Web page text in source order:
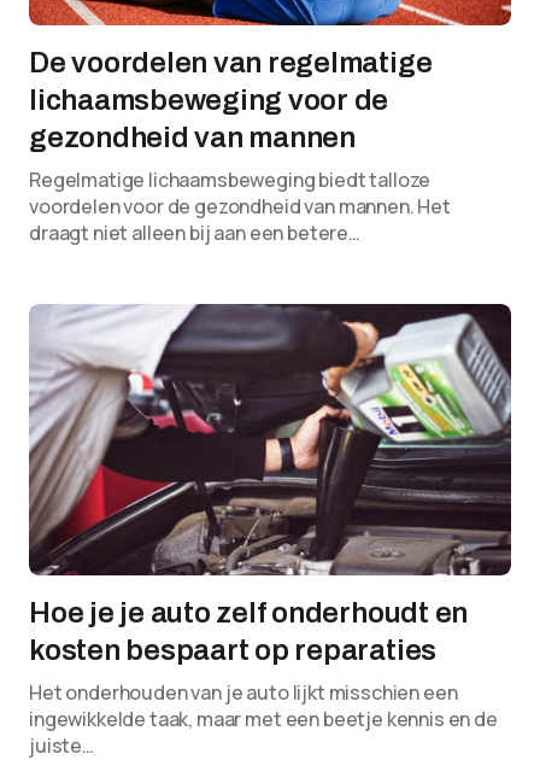
De voordelen van regelmatige
lichaamsbeweging voor de
gezondheid van mannen
Regelmatige lichaamsbeweging biedt talloze
voordelen voor de gezondheid van mannen. Het
draagt niet alleen bij aan een betere…
Hoe je je auto zelf onderhoudt en
kosten bespaart op reparaties
Het onderhouden van je auto lijkt misschien een
ingewikkelde taak, maar met een beetje kennis en de
juiste…